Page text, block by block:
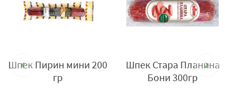
Шпек Пирин мини 200
гр
Шпек Стара Планина
Бони 300гр